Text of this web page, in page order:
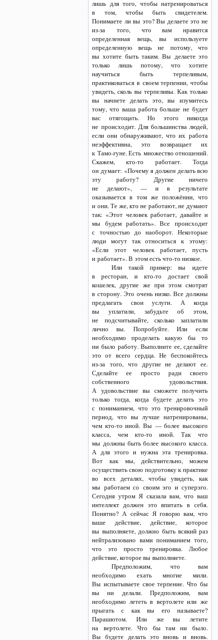
лишь для того, чтобы натренироваться
в том, чтобы быть свидетелем.
Понимаете ли вы это? Вы делаете это не
из-за того,что вам нравится
определенная вещь, вы используете
определенную вещь не потому, что
вы хотите быть таким. Вы делаете это
только лишь потому, что хотите
научиться быть терпеливым,
практиковаться в своем терпении, чтобы
увидеть, сколь вы терпеливы. Как только
вы начнете делать это, вы изумитесь
тому, что ваша работа больше не будет
вас отягощать. Но этого никогда
не происходит. Для большинства людей,
если они обнаруживают, что их работа
неэффективна, это возвращает их
к Тамо-гуне.Есть множество отношений.
Скажем,кто-то работает. Тогда
он думает: «Почему я должен делать всю
эту работу? Другие ничего
не делают», — и в результате
оказывается в том же положёнии, что
и они. Те же, кто не работают, не думают
так: «Этот человек работает, давайте и
мы будем работать». Все происходит
с точностью до наоборот. Некоторые
люди могут так относиться к этому:
«Если этот человек работает, пусть
и работает». В этом естьчто-то низкое.
Или такой пример: вы идете
в ресторан, и кто-то достает свой
кошелек, другие же при этом смотрят
в сторону. Это очень низко. Все должны
предлагать свои услуги. А когда
вы уплатили, забудьте об этом,
не подсчитывайте, сколько заплатили
лично вы. Попробуйте. Или если
необходимо проделать какую бы то
ни было работу. Выполните ее, сделайте
это от всего сердца. Не беспокойтесь
из-за того,что другие не делают ее.
Сделайте ее просто ради своего
собственного удовольствия.
А удовольствие вы сможете получить
только тогда, когда будете делать это
с пониманием, что это тренировочный
период, что вы лучше натренированы,
чем кто-то иной. Вы — более высокого
класса, чем кто-то иной. Так что
мы должны быть более высокого класса.
А для этого и нужна эта тренировка.
Вот как мы, действительно, можем
осуществить свою подготовку к практике
во всех деталях, чтобы увидеть, как
мы работаем со своим эго и суперэго.
Сегодня утром Я сказала вам, что ваш
интеллект должен это впитать в себя.
Понятно? А сейчас Я говорю вам, что
ваше действие, действие, которое
вы выполняете, должно быть всякий раз
нейтрализовано вами пониманием того,
что это просто тренировка. Любое
действие, которое вы выполняете.
Предположим, что вам
необходимо ехать многие мили.
Вы испытываете свое терпение. Что бы
вы ни делали. Предположим, вам
необходимо лететь в вертолете или же
прыгать с как вы его называете?
Парашютом. Или же вы летите
на вертолете. Что бы там ни было.
Вы будете делать это вновь и вновь.